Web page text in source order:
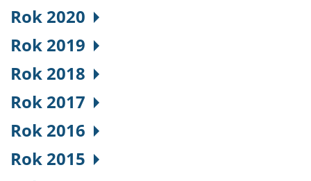
Rok 2020
Rok 2019
Rok 2018
Rok 2017
Rok 2016
Rok 2015